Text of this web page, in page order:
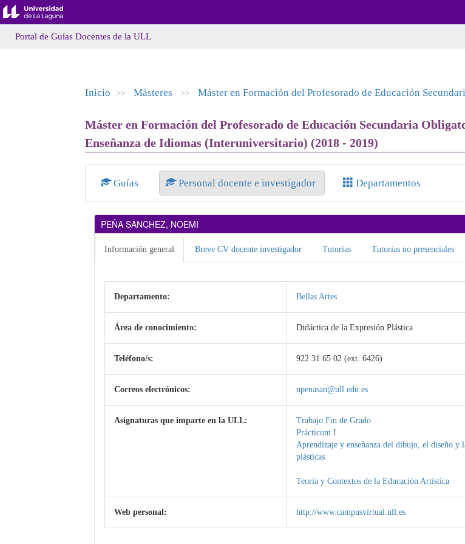
Portal de Guías Docentes de la ULL
Inicio >> Másteres >> Máster en Formación del Profesorado de Educación
Máster en Formación del Profesorado de Educación Secundaria
Enseñanza de Idiomas (Interuniversitario) (2018 - 2019)
Guías Personal docente e investigador Departamentos
PEÑA SANCHEZ, NOEMI
Información general Breve CV docente investigador Tutorías Tutorías no presenciales
Departamento: Bellas Artes
Área de conocimiento: Didáctica de la Expresión Plástica
Teléfono/s: 922 31 65 02 (ext. 6426)
Correos electrónicos: npenasan@ull.edu.es
Asignaturas que imparte en la ULL: Trabajo Fin de Grado
Prácticum I
Aprendizaje y enseñanza del dibujo, el diseño y
plásticas
Teoría y Contextos de la Educación Artística
Web personal: http://www.campusvirtual.ull.es